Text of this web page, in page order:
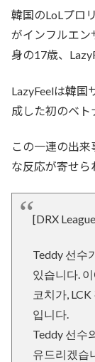
韓国のLoLプロ
がインフルエン
身の17歳、
LazyFeelは韓国
成した初のベト
この一連の出
な反応が寄せら
[DRX
Teddy 선수
있습니다.
코치가,
입니다.
Teddy 선수
유드리겠습